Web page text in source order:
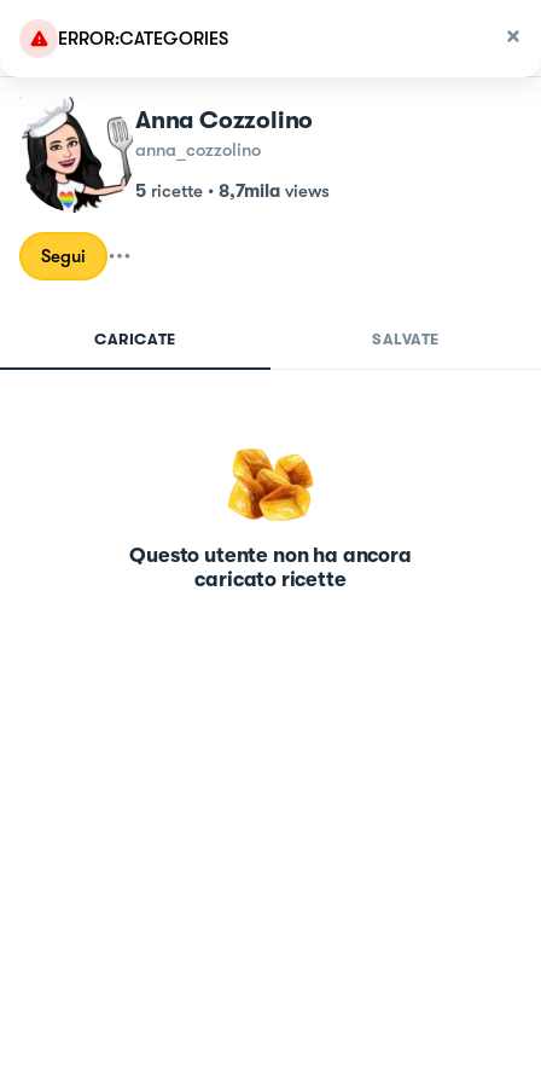
ERROR:CATEGORIES
Anna Cozzolino
anna_cozzolino
5 ricette • 8,7mila views
Segui
CARICATE SALVATE
Questo utente non ha ancora
caricato ricette